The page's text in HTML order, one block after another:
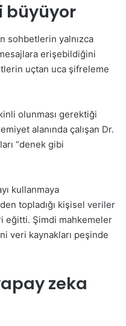
büyüyor
sohbetlerin yalnızca
mesajlara erişebildiğini
uçtan uca şifreleme
olunması gerektiği
alanında çalışan Dr.
“denek gibi
kullanmaya
topladığı kişisel veriler
eğitti. Şimdi mahkemeler
veri kaynakları peşinde
zeka